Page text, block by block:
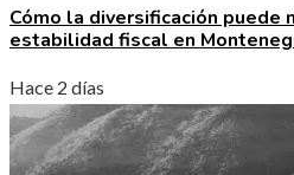
Cómo la diversificación puede
estabilidad fiscal en
Hace 2 días